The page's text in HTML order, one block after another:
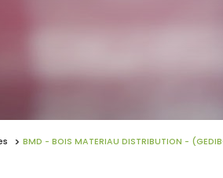
BMD - BOIS MATERIAU DISTRIBUTION -